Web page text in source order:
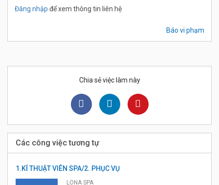
Đăng nhập để xem thông tin liên hệ
Báo vi phạm
Chia sẻ việc làm này
Các công việc tương tự
1.KĨ THUẬT VIÊN SPA/2. PHỤC VỤ
LONA SPA